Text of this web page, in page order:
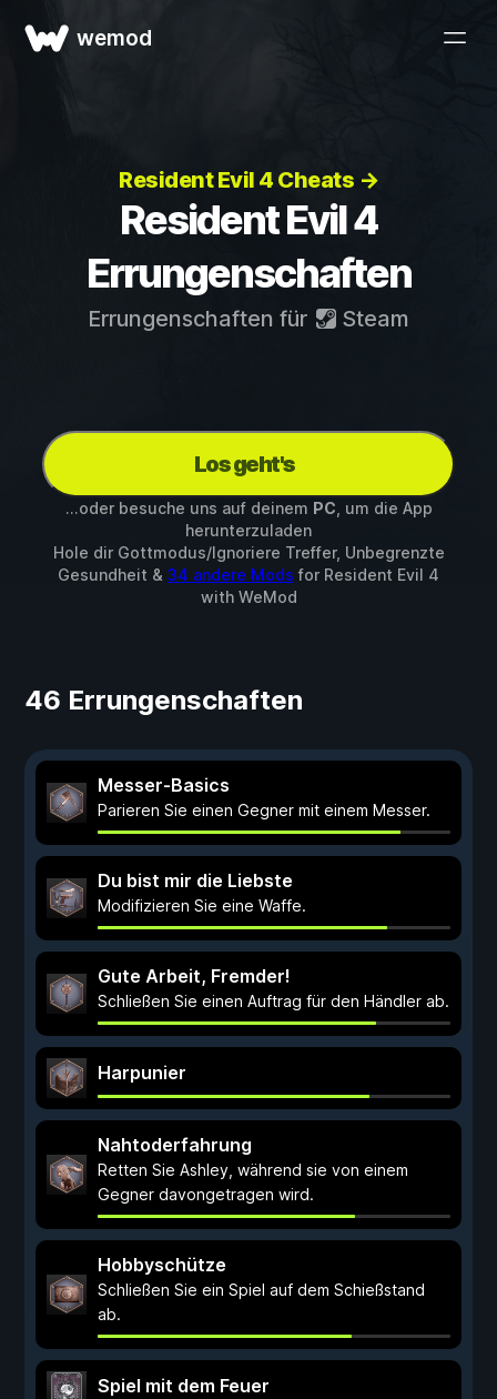
wemod
Resident Evil 4 Cheats →
Resident Evil 4
Errungenschaften
Errungenschaften für Steam
Los geht's
...oder besuche uns auf deinem PC , um die App
herunterzuladen
Hole dir Gottmodus/Ignoriere Treffer, Unbegrenzte
Gesundheit & 34 andere Mods for Resident Evil 4
with WeMod
46 Errungenschaften
Messer-Basics
Parieren Sie einen Gegner mit einem Messer.
Du bist mir die Liebste
Modifizieren Sie eine Waffe.
Gute Arbeit, Fremder!
Schließen Sie einen Auftrag für den Händler ab.
Harpunier
Nahtoderfahrung
Retten Sie Ashley, während sie von einem
Gegner davongetragen wird.
Hobbyschütze
Schließen Sie ein Spiel auf dem Schießstand
ab.
Spiel mit dem Feuer